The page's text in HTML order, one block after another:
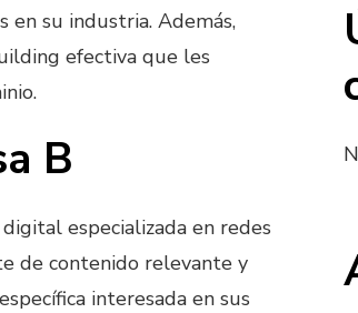
en su industria. Además,
efectiva que les
B
especializada en redes
de contenido relevante y
interesada en sus